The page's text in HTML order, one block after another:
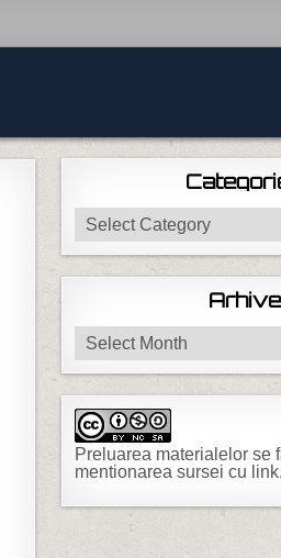
Categories
Arhive
Arhive
Preluarea materialelor se
mentionarea sursei cu link.